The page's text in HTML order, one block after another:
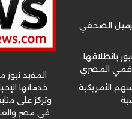
الصحفي
بانطلاقها..
المصري
الأمريكية
المفيد
خدماتها
وتركز على
في مصر